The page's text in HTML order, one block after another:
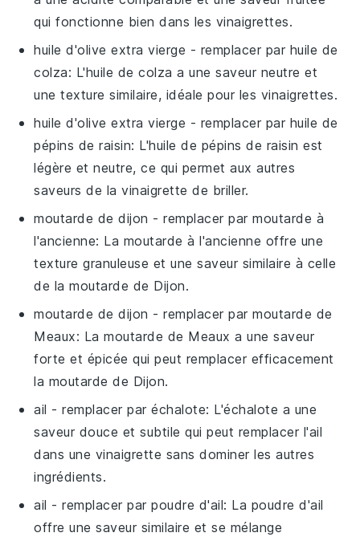
qui fonctionne bien dans les vinaigrettes.
huile d'olive extra vierge - remplacer par huile de
colza: L'huile de colza a une saveur neutre et
une texture similaire, idéale pour les vinaigrettes.
huile d'olive extra vierge - remplacer par huile de
pépins de raisin: L'huile de pépins de raisin est
légère et neutre, ce qui permet aux autres
saveurs de la vinaigrette de briller.
moutarde de dijon - remplacer parmoutarde à
l'ancienne: La moutarde à l'ancienne offre une
texture granuleuse et une saveur similaire à celle
de la moutarde de Dijon.
moutarde de dijon - remplacer parmoutarde de
Meaux: La moutarde de Meaux a une saveur
forte et épicée qui peut remplacer efficacement
la moutarde de Dijon.
ail - remplacer paréchalote: L'échalote a une
saveur douce et subtile qui peut remplacer l'ail
dans une vinaigrette sans dominer les autres
ingrédients.
ail - remplacer parpoudre d'ail: La poudre d'ail
offre une saveur similaire et se mélange